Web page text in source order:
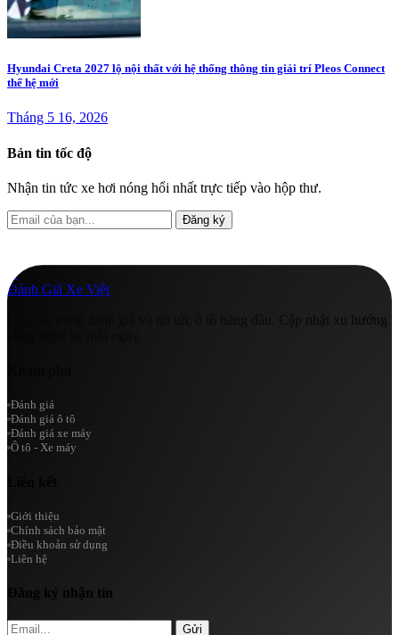
Hyundai Creta 2027 lộ nội thất với hệ thống thông tin giải trí Pleos Connect
thế hệ mới
Tháng 5 16, 2026
Bản tin tốc độ
Nhận tin tức xe hơi nóng hổi nhất trực tiếp vào hộp thư.
Đăng ký
A
Đánh Giá Xe Việt
Chuyên trang đánh giá và tin tức ô tô hàng đầu. Cập nhật xu hướng
Đánh giá
Đánh giá ô tô
Đánh giá xe máy
Ô tô - Xe máy
Giới thiệu
Chính sách bảo mật
Điều khoản sử dụng
Liên hệ
Đăng ký nhận tin
Gửi